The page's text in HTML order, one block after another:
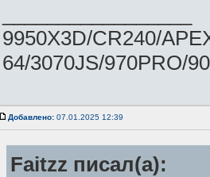
9950X3D/CR240/
64/3070JS/970PRO/
Добавлено: 07.01.2025 12:39
Faitzz писал(а):